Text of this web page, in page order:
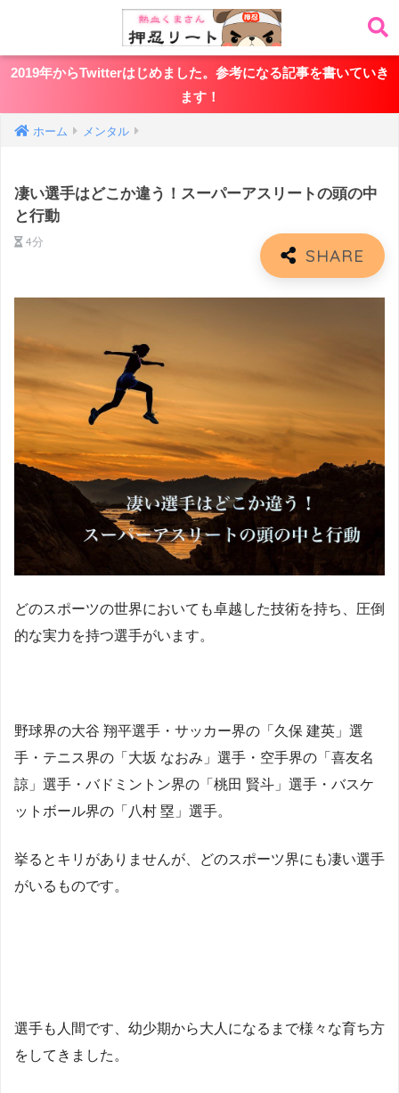
2019年からTwitterはじめました。参考になる記事を書いていき
ます！
ホーム メンタル
凄い選手はどこか違う！スーパーアスリートの頭の中
と行動
4分
どのスポーツの世界においても卓越した技術を持ち、圧倒
的な実力を持つ選手がいます。
野球界の大谷 翔平選手・サッカー界の「久保 建英」選
手・テニス界の「大坂 なおみ」選手・空手界の「喜友名
諒」選手・バドミントン界の「桃田 賢斗」選手・バスケ
ットボール界の「八村 塁」選手。
挙るとキリがありませんが、どのスポーツ界にも凄い選手
がいるものです。
選手も人間です、幼少期から大人になるまで様々な育ち方
をしてきました。